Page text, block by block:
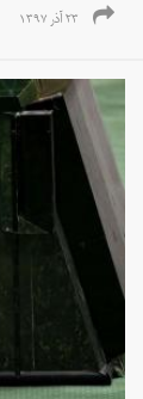
۲۳ آذر ۱۳۹۷